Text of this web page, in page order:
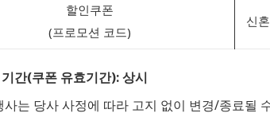
할인쿠폰
(프로모션 코드)
신
간(쿠폰 유효기간): 상시
사는 당사 사정에 따라 고지 없이 변경/종료될